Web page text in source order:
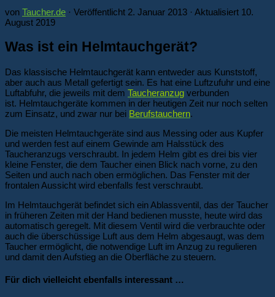
von Taucher.de · Veröffentlicht 2. Januar 2013 · Aktualisiert 10.
August 2019
Was ist ein Helmtauchgerät?
Das klassische Helmtauchgerät kann entweder aus Kunststoff,
aber auch aus Metall gefertigt sein. Es hat eine Luftzufuhr und eine
Luftabfuhr, die jeweils mit dem Taucheranzug verbunden
ist. Helmtauchgeräte kommen in der heutigen Zeit nur noch selten
zum Einsatz, und zwar nur bei Berufstauchern.
Die meisten Helmtauchgeräte sind aus Messing oder aus Kupfer
und werden fest auf einem Gewinde am Halsstück des
Taucheranzugs verschraubt. In jedem Helm gibt es drei bis vier
kleine Fenster, die dem Taucher einen Blick nach vorne, zu den
Seiten und auch nach oben ermöglichen. Das Fenster mit der
frontalen Aussicht wird ebenfalls fest verschraubt.
Im Helmtauchgerät befindet sich ein Ablassventil, das der Taucher
in früheren Zeiten mit der Hand bedienen musste, heute wird das
automatisch geregelt. Mit diesem Ventil wird die verbrauchte oder
auch die überschüssige Luft aus dem Helm abgesaugt, was dem
Taucher ermöglicht, die notwendige Luft im Anzug zu regulieren
und damit den Aufstieg an die Oberfläche zu steuern.
Für dich vielleicht ebenfalls interessant …